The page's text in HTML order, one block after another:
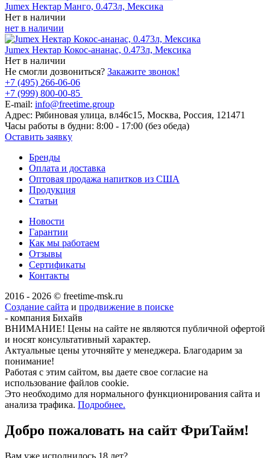
Jumex Нектар Манго, 0.473л, Мексика
Нет в наличии
нет в наличии
Jumex Нектар Кокос-ананас, 0.473л, Мексика
Нет в наличии
Не смогли дозвониться? Закажите звонок!
+7 (495) 266-06-06
+7 (999) 800-00-85
E-mail: info@freetime.group
Адрес: Рябиновая улица, вл46с15, Москва, Россия, 121471
Часы работы в будни: 8:00 - 17:00 (без обеда)
Оставить заявку
Бренды
Оплата и доставка
Оптовая продажа напитков из США
Продукция
Статьи
Новости
Гарантии
Как мы работаем
Отзывы
Сертификаты
Контакты
2016 - 2026 © freetime-msk.ru
Создание сайта и продвижение в поиске
- компания Бихайв
ВНИМАНИЕ! Цены на сайте не являются публичной офертой
и носят консультативный характер.
Актуальные цены уточняйте у менеджера. Благодарим за
понимание!
Работая с этим сайтом, вы даете свое согласие на
использование файлов cookie.
Это необходимо для нормального функционирования сайта и
анализа трафика. Подробнее.
Добро пожаловать на сайт ФриТайм!
Вам уже исполнилось 18 лет?